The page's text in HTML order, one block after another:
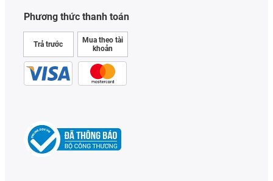
Phương thức thanh toán
Trả trước
Mua theo tài
khoản